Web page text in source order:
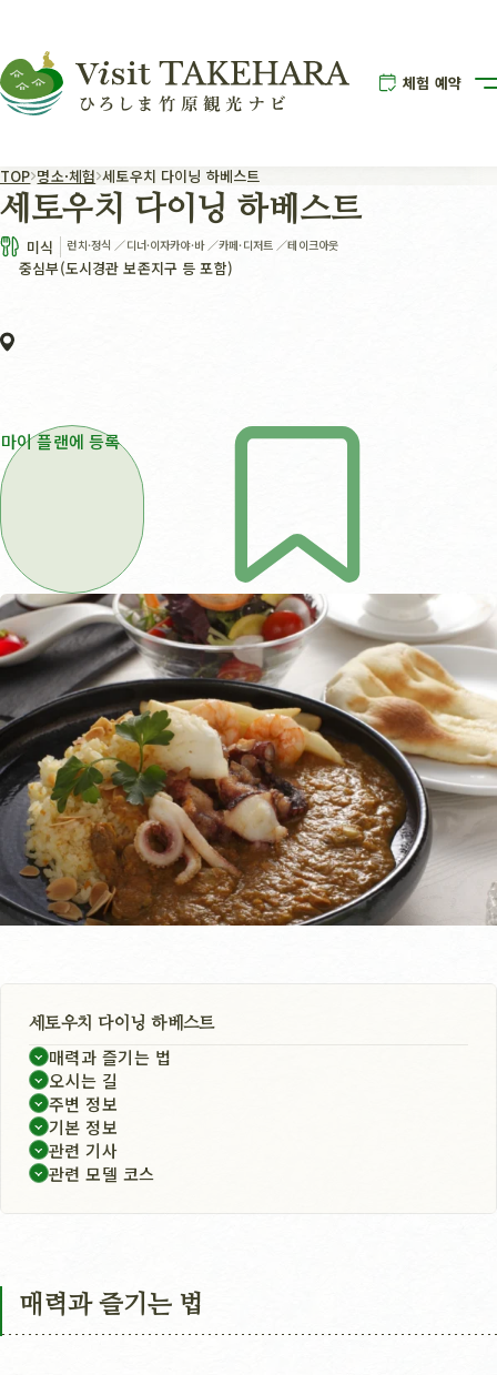
체험 예약
TOP 명소·체험 세토우치 다이닝 하베스트
세토우치 다이닝 하베스트
미식 런치·정식 ／디너·이자카야·바 ／카페·디저트 ／테이크아웃
중심부(도시경관 보존지구 등 포함)
마이 플랜에 등록
세토우치 다이닝 하베스트
매력과 즐기는 법
오시는 길
주변 정보
기본 정보
관련 기사
관련 모델 코스
매력과 즐기는 법